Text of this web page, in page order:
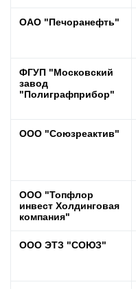
ОАО "Печоранефть"
ФГУП "Московский
завод
"Полиграфприбор"
ООО "Союзреактив"
ООО "Топфлор
инвест Холдинговая
компания"
ООО ЭТЗ "СОЮЗ"